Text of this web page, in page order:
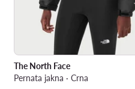
The North Face
Pernata jakna · Crna